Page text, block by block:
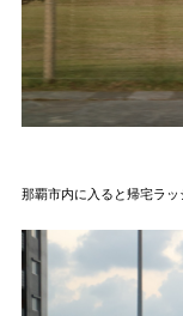
那覇市内に入ると帰宅ラッ